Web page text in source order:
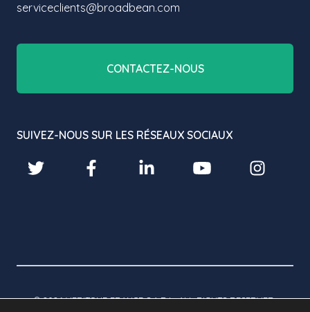
serviceclients@broadbean.com
CONTACTEZ-NOUS
SUIVEZ-NOUS SUR LES RÉSEAUX SOCIAUX
© 2026 VERITONE FRANCE S.A.R.L. ALL RIGHTS RESERVED.